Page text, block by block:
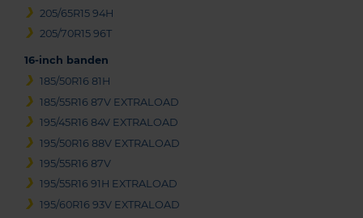
205/65R15 94H
205/70R15 96T
16-inch banden
185/50R16 81H
185/55R16 87V EXTRALOAD
195/45R16 84V EXTRALOAD
195/50R16 88V EXTRALOAD
195/55R16 87V
195/55R16 91H EXTRALOAD
195/60R16 93V EXTRALOAD